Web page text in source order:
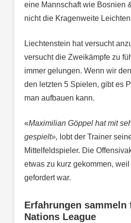
eine Mannschaft wie Bosnien
nicht die Kragenweite
Liechtenstein hat versucht
versucht die Zweikämpfe zu
immer gelungen. Wenn wir
den letzten 5 Spielen, gibt es
man aufbauen kann.
«Maximilian Göppel hat mit
gespielt», lobt der Trainer
Mittelfeldspieler. Die
etwas zu kurz gekommen,
gefordert war.
Erfahrungen sammeln
Nations League